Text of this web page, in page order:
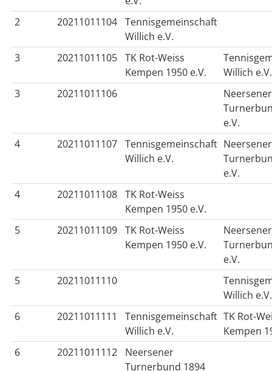
2 20211011104 Tennisgemeinschaft
Willich e.V.
3
20211011105 TK Rot-Weiss
Kempen 1950 e.V.
Willich e.V.
3
20211011106
Neersener
e.V.
4
20211011107 Tennisgemeinschaft
Willich e.V.
Neersener
e.V.
4
20211011108 TK Rot-Weiss
Kempen 1950 e.V.
5
20211011109 TK Rot-Weiss
Kempen 1950 e.V.
Neersener
e.V.
5
20211011110
Willich e.V.
6
20211011111
Tennisgemeinschaft
Willich e.V.
TK Rot-
Kempen
6
20211011112
Neersener
Turnerbund 1894